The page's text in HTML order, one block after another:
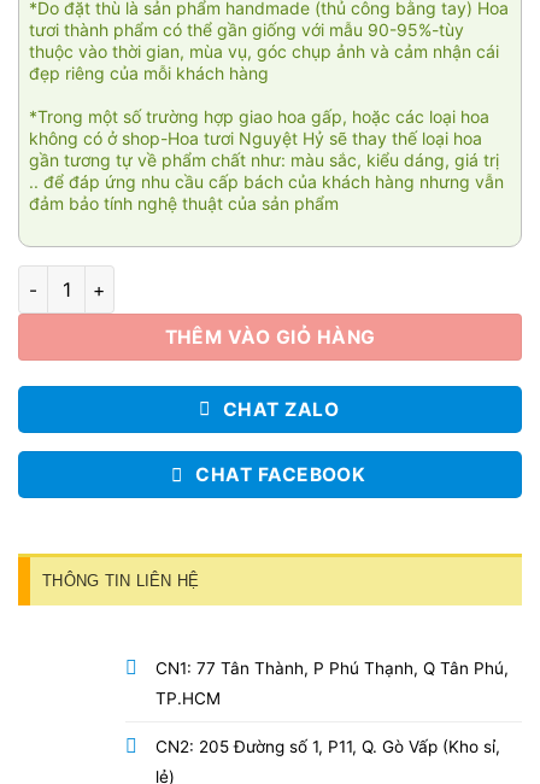
*Do đặt thù là sản phẩm handmade (thủ công bằng tay) Hoa
tươi thành phẩm có thể gần giống với mẫu 90-95%-tùy
thuộc vào thời gian, mùa vụ, góc chụp ảnh và cảm nhận cái
đẹp riêng của mỗi khách hàng
*Trong một số trường hợp giao hoa gấp, hoặc các loại hoa
không có ở shop-Hoa tươi Nguyệt Hỷ sẽ thay thế loại hoa
gần tương tự về phẩm chất như: màu sắc, kiểu dáng, giá trị
.. để đáp ứng nhu cầu cấp bách của khách hàng nhưng vẫn
đảm bảo tính nghệ thuật của sản phẩm
Fire of love 009 số lượng
THÊM VÀO GIỎ HÀNG
CHAT ZALO
CHAT FACEBOOK
THÔNG TIN LIÊN HỆ
CN1: 77 Tân Thành, P Phú Thạnh, Q Tân Phú,
TP.HCM
CN2: 205 Đường số 1, P11, Q. Gò Vấp (Kho sỉ,
lẻ)